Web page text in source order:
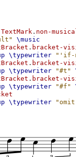
TextMark . non-
\music
. bracket-
\typewriter
"'if-
. bracket-
\typewriter "#t"
. bracket-
\typewriter "#f"
\typewriter